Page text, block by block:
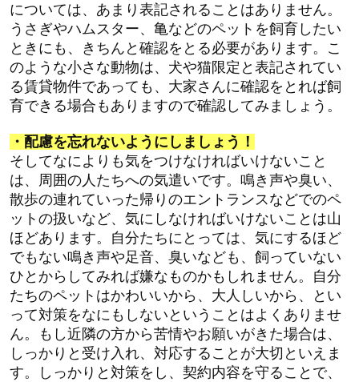
については、あまり表記されることはありません。
うさぎやハムスター、亀などのペットを飼育したい
ときにも、きちんと確認をとる必要があります。
こ
のような小さな動物は、犬や猫限定と表記されてい
る賃貸物件であっても、大家さんに確認をとれば飼
育できる場合もありますので確認してみましょう。
・配慮を忘れないようにしましょう！
そしてなによりも気をつけなければいけないこと
は、周囲の人たちへの気遣いです。 鳴き声や臭い、
散歩の連れていった帰りのエントランスなどでのペ
ットの扱いなど、気にしなければいけないことは山
ほどあります。
自分たちにとっては、気にするほど
でもない鳴き声や足音、臭いなども、飼っていない
ひとからしてみれば嫌なものかもしれません。
自分
たちのペットはかわいいから、大人しいから、とい
って対策をなにもしないということはよくありませ
ん。
もし近隣の方から苦情やお願いがきた場合は、
しっかりと受け入れ、対応することが大切といえま
す。
しっかりと対策をし、契約内容を守ることで、